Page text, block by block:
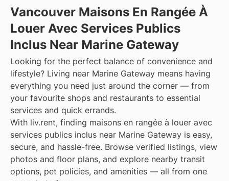
Vancouver Maisons En Rangée À
Louer Avec Services Publics
Inclus Near Marine Gateway
Looking for the perfect balance of convenience and
lifestyle? Living near Marine Gateway means having
everything you need just around the corner — from
your favourite shops and restaurants to essential
services and quick errands.
With liv.rent, finding maisons en rangée à louer avec
services publics inclus near Marine Gateway is easy,
secure, and hassle-free. Browse verified listings, view
photos and floor plans, and explore nearby transit
options, pet policies, and amenities — all from one